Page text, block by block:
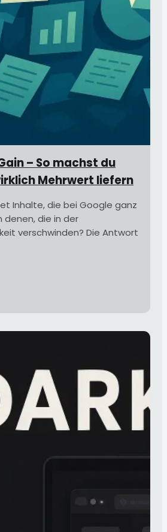
– So machst du
Mehrwert liefern
Inhalte, die bei Google ganz
denen, die in der
verschwinden? Die Antwort